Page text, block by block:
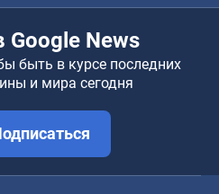
Google News
быть в курсе последних
и мира сегодня